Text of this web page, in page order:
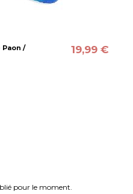
Paon /
19,99 €
pour le moment.